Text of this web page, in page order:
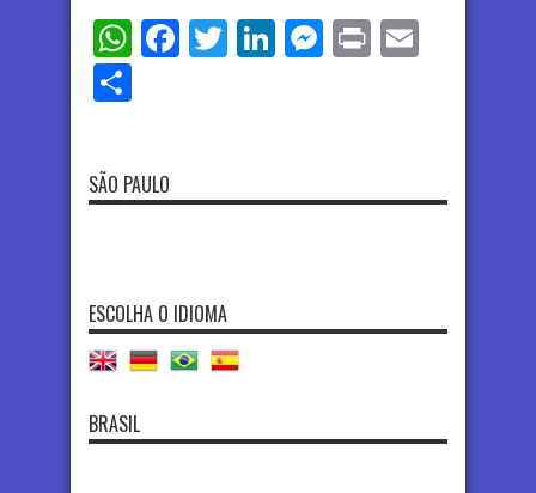
WhatsApp
Facebook
TwitterLinkedIn
Messenger
Print
SÃO PAULO
ESCOLHA O IDIOMA
BRASIL